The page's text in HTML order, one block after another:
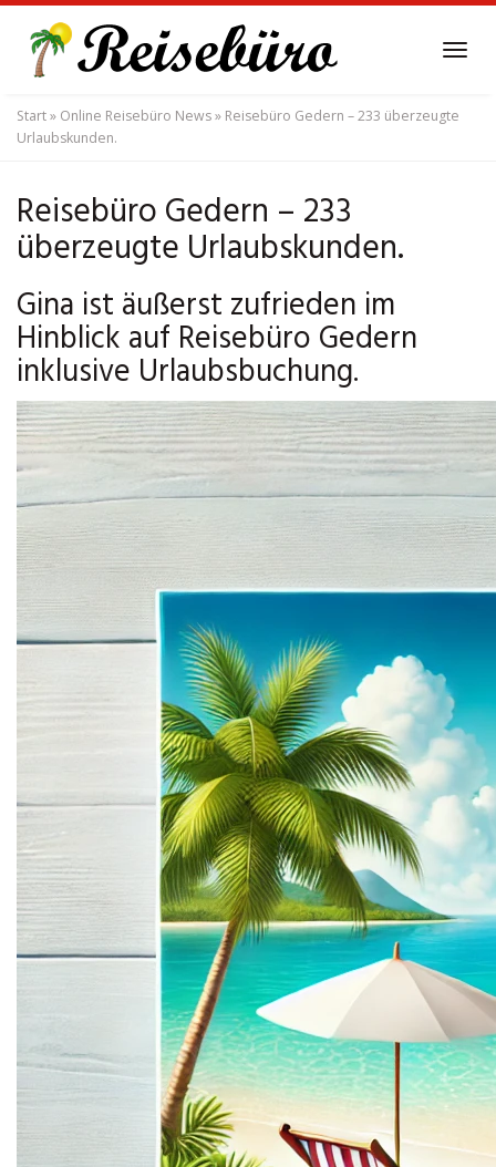
main
content
Start» Online Reisebüro News» Reisebüro Gedern – 233 überzeugte
Urlaubskunden.
Reisebüro Gedern – 233
überzeugte Urlaubskunden.
Gina ist äußerst zufrieden im
Hinblick auf Reisebüro Gedern
inklusive Urlaubsbuchung.